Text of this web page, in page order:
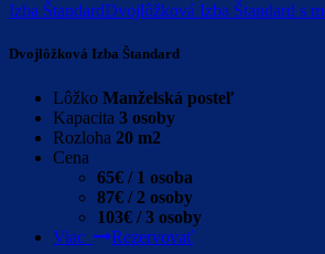
Izba ŠtandardDvojlôžková Izba Štandard s
Dvojlôžková Izba Štandard
Lôžko Manželská posteľ
Kapacita 3 osoby
Rozloha 20 m2
Cena
65€ / 1 osoba
87€ / 2 osoby
103€ / 3 osoby
Viac
Rezervovať